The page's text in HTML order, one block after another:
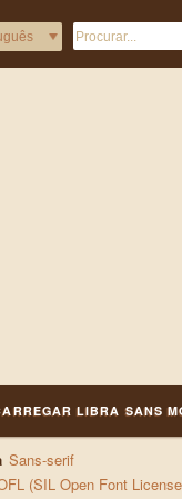
LIBRA SANS
Sans-serif
(SIL Open Font